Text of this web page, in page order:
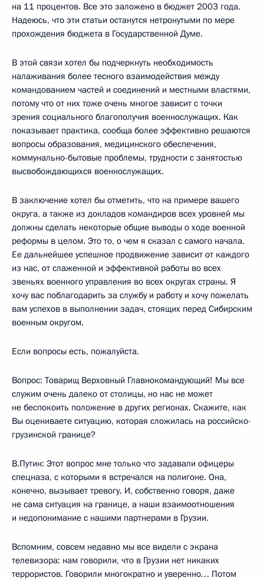
на 11 процентов. Все это заложено в бюджет 2003 года.
Надеюсь, что эти статьи останутся нетронутыми по мере
прохождения бюджета в Государственной Думе.
В этой связи хотел бы подчеркнуть необходимость
налаживания более тесного взаимодействия между
командованием частей и соединений и местными властями,
потому что от них тоже очень многое зависит с точки
зрения социального благополучия военнослужащих. Как
показывает практика, сообща более эффективно решаются
вопросы образования, медицинского обеспечения,
коммунально-бытовые проблемы, трудности с занятостью
высвобождающихся военнослужащих.
В заключение хотел бы отметить, что на примере вашего
округа, а также из докладов командиров всех уровней мы
должны сделать некоторые общие выводы о ходе военной
реформы в целом. Это то, о чем я сказал с самого начала.
Ее дальнейшее успешное продвижение зависит от каждого
из нас, от слаженной и эффективной работы во всех
звеньях военного управления во всех округах страны. Я
хочу вас поблагодарить за службу и работу и хочу пожелать
вам успехов в выполнении задач, стоящих перед Сибирским
военным округом.
Если вопросы есть, пожалуйста.
Вопрос: Товарищ Верховный Главнокомандующий! Мы все
служим очень далеко от столицы, но нас не может
не беспокоить положение в других регионах. Скажите, как
Вы оцениваете ситуацию, которая сложилась на российско-
грузинской границе?
В.Путин: Этот вопрос мне только что задавали офицеры
спецназа, с которыми я встречался на полигоне. Она,
конечно, вызывает тревогу. И, собственно говоря, даже
не сама ситуация на границе, а наши взаимоотношения
и недопонимание с нашими партнерами в Грузии.
Вспомним, совсем недавно мы все видели с экрана
телевизора: нам говорили, что в Грузии нет никаких
террористов. Говорили многократно и уверенно… Потом